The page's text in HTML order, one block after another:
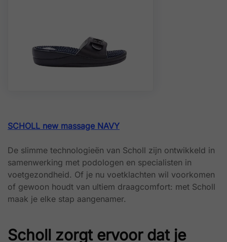
SCHOLL new massage NAVY
De slimme technologieën van Scholl zijn ontwikkeld in
samenwerking met podologen en specialisten in
voetgezondheid. Of je nu voetklachten wil voorkomen
of gewoon houdt van ultiem draagcomfort: met Scholl
maak je elke stap aangenamer.
Scholl zorgt ervoor dat je